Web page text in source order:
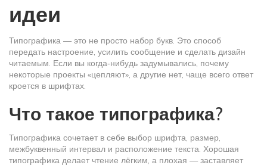
идеи
Типографика — это не просто набор букв. Это способ
передать настроение, усилить сообщение и сделать дизайн
читаемым. Если вы когда‑нибудь задумывались, почему
некоторые проекты «цепляют», а другие нет, чаще всего ответ
кроется в шрифтах.
Что такое типографика?
Типографика сочетает в себе выбор шрифта, размер,
межбуквенный интервал и расположение текста. Хорошая
типографика делает чтение лёгким, а плохая — заставляет